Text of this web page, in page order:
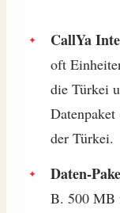
CallYa
oft
die Türkei
der Türkei.
Daten-
B. 500 MB